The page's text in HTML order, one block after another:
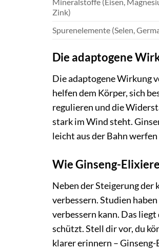
Zink)
Spurenelemente (Selen,
Die adaptogene
Die adaptogene Wirkung
helfen dem Körper, sich
regulieren und die
stark im Wind steht.
leicht aus der Bahn werfen
Wie Ginseng-
Neben der Steigerung der
verbessern. Studien
verbessern kann. Das
schützt. Stell dir vor, du
klarer erinnern –